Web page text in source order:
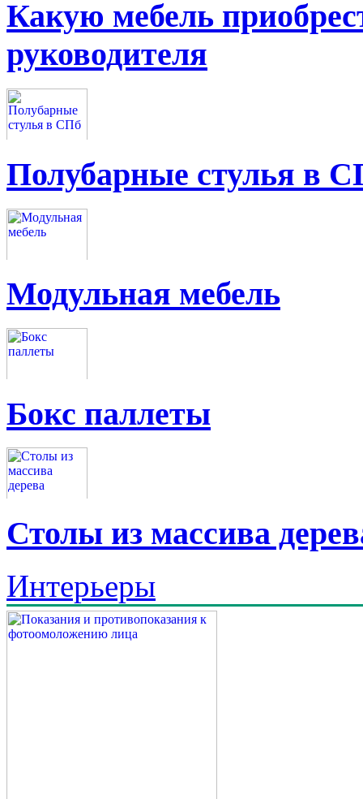
Какую мебель
руководителя
Полубарные стулья в
Модульная мебель
Бокс паллеты
Столы из массива
Интерьеры